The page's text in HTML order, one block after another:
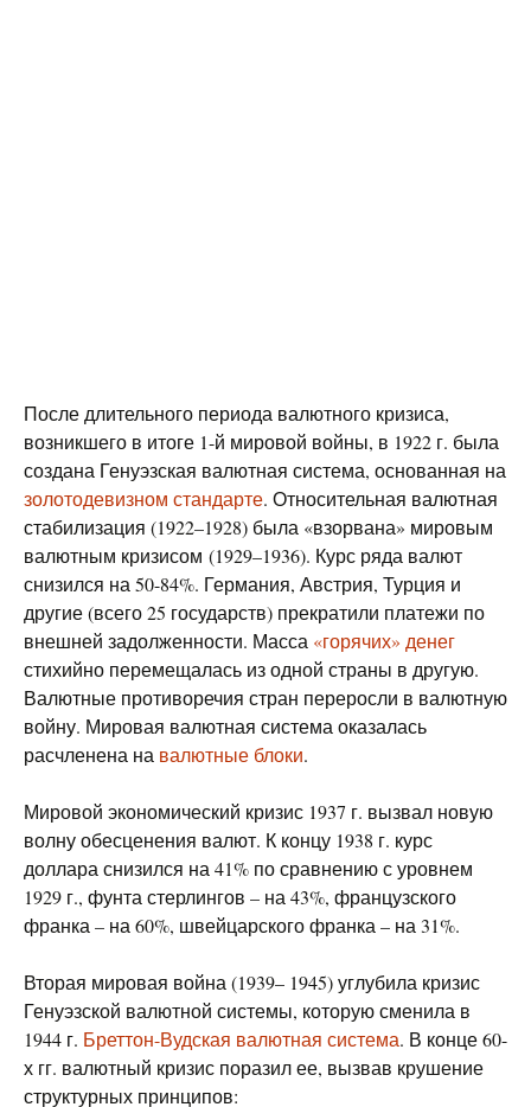
После длительного периода валютного кризиса,
возникшего в итоге 1-й мировой войны, в 1922 г. была
создана Генуэзская валютная система, основанная на
золотодевизном стандарте. Относительная валютная
стабилизация (1922–1928) была «взорвана» мировым
валютным кризисом (1929–1936). Курс ряда валют
снизился на 50-84%. Германия, Австрия, Турция и
другие (всего 25 государств) прекратили платежи по
внешней задолженности. Масса «горячих» денег
стихийно перемещалась из одной страны в другую.
Валютные противоречия стран переросли в валютную
войну. Мировая валютная система оказалась
расчленена на валютные блоки.
Мировой экономический кризис 1937 г. вызвал новую
волну обесценения валют. К концу 1938 г. курс
доллара снизился на 41% по сравнению с уровнем
1929 г., фунта стерлингов – на 43%, французского
франка – на 60%, швейцарского франка – на 31%.
Вторая мировая война (1939– 1945) углубила кризис
Генуэзской валютной системы, которую сменила в
1944 г. Бреттон-Вудская валютная система. В конце 60-
х гг. валютный кризис поразил ее, вызвав крушение
структурных принципов: